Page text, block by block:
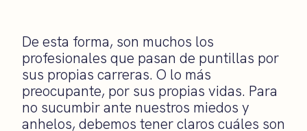
De esta forma, son muchos los
profesionales que pasan de puntillas por
sus propias carreras. O lo más
preocupante, por sus propias vidas. Para
no sucumbir ante nuestros miedos y
anhelos, debemos tener claros cuáles son